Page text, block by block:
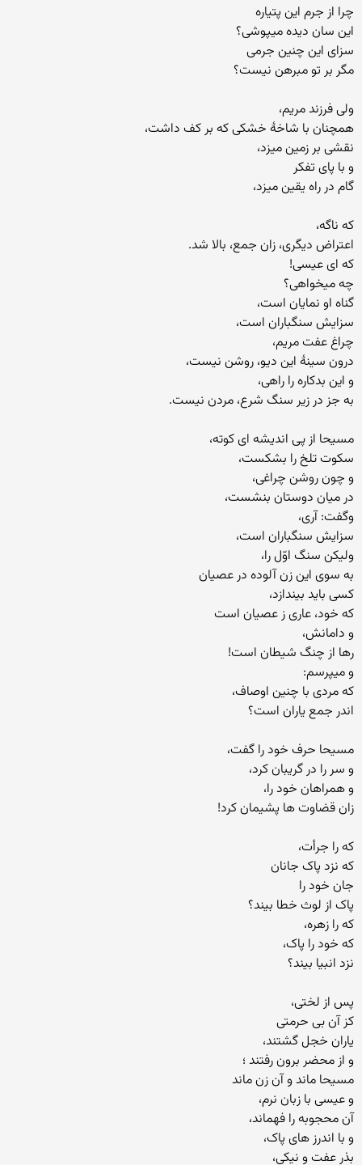
چرا از جرم این پتیاره
این سان دیده میپوشی؟
سزای این چنین جرمی
مگر بر تو مبرهن نیست؟
ولی فرزند مریم،
همچنان با شاخۀ خشکی که بر کف داشت،
نقشی بر زمین میزد،
و با پای تفکر
گام در راه یقین میزد،
که ناگه،
اعتراض دیگری، زان جمع، بالا شد.
که ای عیسی!
چه میخواهی؟
گناه او نمایان است،
سزایش سنگباران است،
چراغ عفت مریم،
درون سینۀ این دیو، روشن نیست،
و این بدکاره را راهی،
به جز در زیر سنگ شرع، مردن نیست.
مسیحا از پی اندیشه ای کوته،
سکوت تلخ را بشکست،
و چون روشن چراغی،
در میان دوستان بنشست،
وگفت: آری،
سزایش سنگباران است،
ولیکن سنگ اوّل را،
به سوی این زن آلوده در عصیان
کسی باید بیندازد،
که خود، عاری ز عصیان است
و دامانش،
رها از چنگ شیطان است!
و میپرسم:
که مردی با چنین اوصاف،
اندر جمع یاران است؟
مسیحا حرف خود را گفت،
و سر را در گریبان کرد،
و همراهان خود را،
زان قضاوت ها پشیمان کرد!
که را جرأت،
که نزد پاک جانان
جان خود را
پاک از لوث خطا بیند؟
که را زهره،
که خود را پاک،
نزد انبیا بیند؟
پس از لختی،
کز آن بی حرمتی
یاران خجل گشتند،
و از محضر برون رفتند ؛
مسیحا ماند و آن زن ماند
و عیسی با زبان نرم،
آن محجوبه را فهماند،
و با اندرز های پاک،
بذر عفت و نیکی،